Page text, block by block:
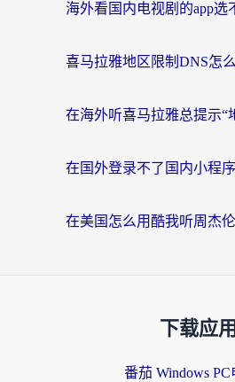
下载应用
番茄 Windows PC